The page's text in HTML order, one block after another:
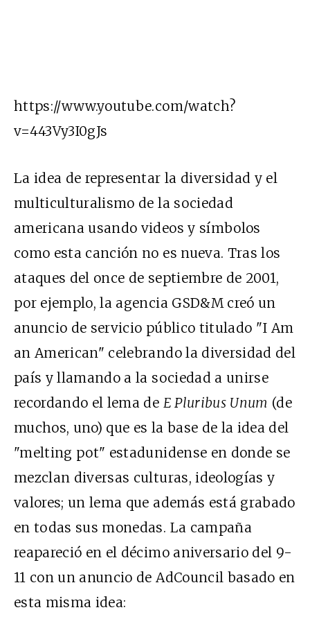
https://www.youtube.com/watch?
v=443Vy3I0gJs
La idea de representar la diversidad y el
multiculturalismo de la sociedad
americana usando videos y símbolos
como esta canción no es nueva. Tras los
ataques del once de septiembre de 2001,
por ejemplo, la agencia GSD&M creó un
anuncio de servicio público titulado "I Am
an American" celebrando la diversidad del
país y llamando a la sociedad a unirse
recordando el lema de E Pluribus Unum (de
muchos, uno) que es la base de la idea del
"melting pot" estadunidense en donde se
mezclan diversas culturas, ideologías y
valores; un lema que además está grabado
en todas sus monedas. La campaña
reapareció en el décimo aniversario del 9-
11 con un anuncio de AdCouncil basado en
esta misma idea: